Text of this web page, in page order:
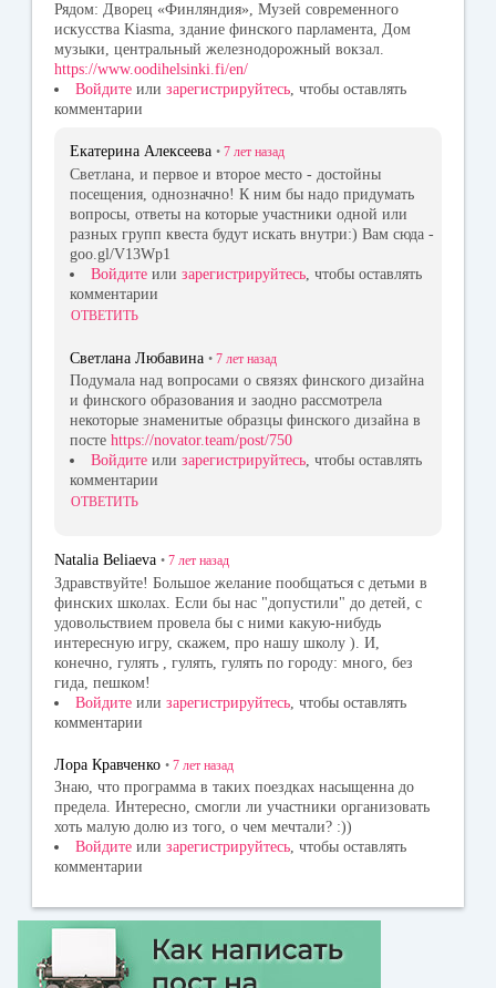
Рядом: Дворец «Финляндия», Музей современного
искусства Kiasma, здание финского парламента, Дом
музыки, центральный железнодорожный вокзал.
https://www.oodihelsinki.fi/en/
Войдите или зарегистрируйтесь, чтобы оставлять
комментарии
Екатерина Алексеева • 7 лет назад
Светлана, и первое и второе место - достойны
посещения, однозначно! К ним бы надо придумать
вопросы, ответы на которые участники одной или
разных групп квеста будут искать внутри:) Вам сюда -
goo.gl/V13Wp1
Войдите или зарегистрируйтесь , чтобы оставлять
комментарии
ОТВЕТИТЬ
Светлана Любавина • 7 лет назад
Подумала над вопросами о связях финского дизайна
и финского образования и заодно рассмотрела
некоторые знаменитые образцы финского дизайна в
посте https://novator.team/post/750
Войдите или зарегистрируйтесь, чтобы оставлять
комментарии
ОТВЕТИТЬ
Natalia Beliaeva • 7 лет назад
Здравствуйте! Большое желание пообщаться с детьми в
финских школах. Если бы нас "допустили" до детей, с
удовольствием провела бы с ними какую-нибудь
интересную игру, скажем, про нашу школу ). И,
конечно, гулять , гулять, гулять по городу: много, без
гида, пешком!
Войдите или зарегистрируйтесь , чтобы оставлять
комментарии
Лора Кравченко • 7 лет назад
Знаю, что программа в таких поездках насыщенна до
предела. Интересно, смогли ли участники организовать
хоть малую долю из того, о чем мечтали? :))
Войдите или зарегистрируйтесь, чтобы оставлять
комментарии